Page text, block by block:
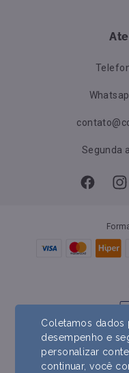
Segunda
Coletamos dados
desempenho e
personalizar
continuar, você